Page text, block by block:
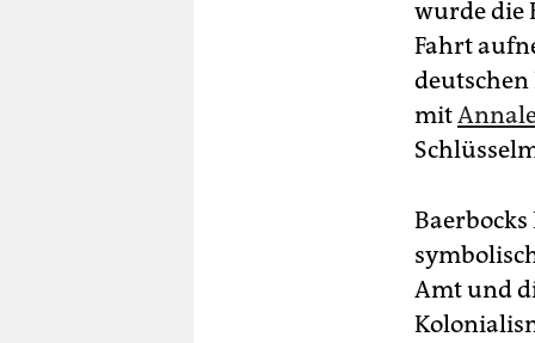
wurde die
Fahrt
mit
Amt und